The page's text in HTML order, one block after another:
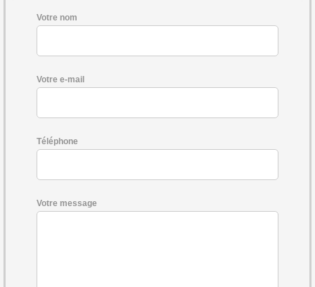
Votre nom
Votre e-mail
Téléphone
Votre message